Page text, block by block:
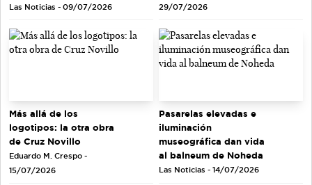
Las Noticias - 09/07/2026
29/07/2026
Más allá de los
logotipos: la otra obra
de Cruz Novillo
Eduardo M. Crespo -
15/07/2026
Pasarelas elevadas e
iluminación
museográfica dan vida
al balneum de Noheda
Las Noticias - 14/07/2026